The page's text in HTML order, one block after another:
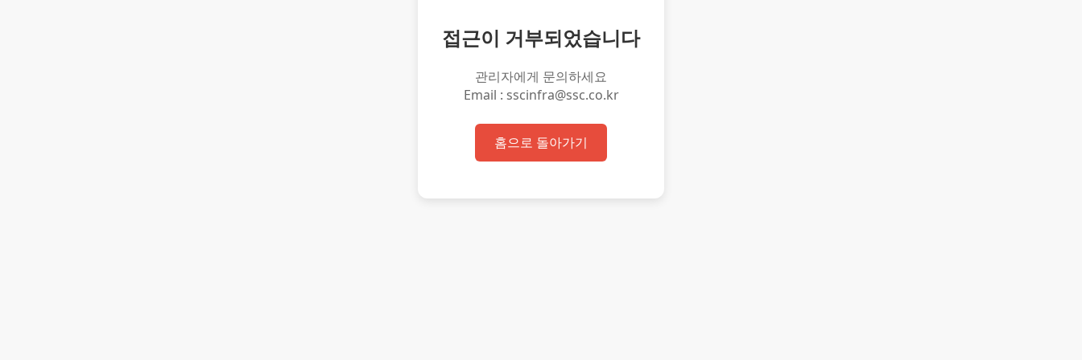
접근이 거부되었습니다
관리자에게 문의하세요
Email : sscinfra@ssc.co.kr
홈으로 돌아가기